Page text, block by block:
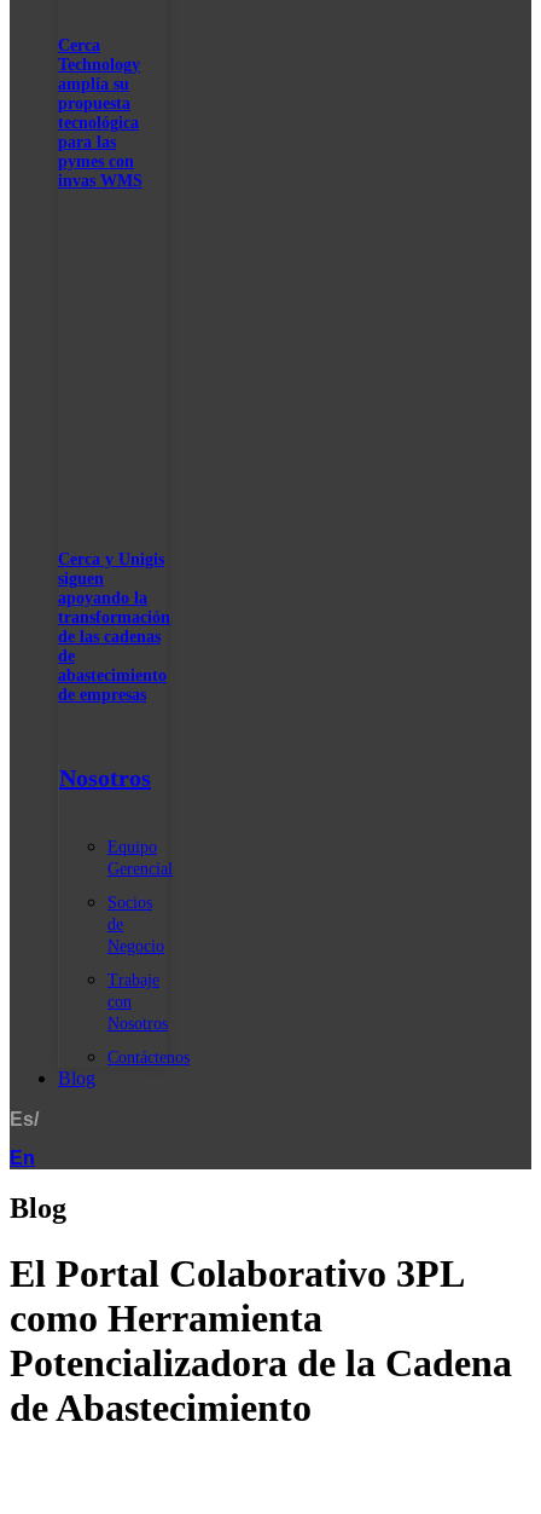
Cerca
Technology
amplía su
propuesta
tecnológica
para las
pymes con
invas WMS
Cerca y Unigis
siguen
apoyando la
transformación
de las cadenas
de
abastecimiento
de empresas
Nosotros
Equipo
Gerencial
Socios
de
Negocio
Trabaje
con
Nosotros
Contáctenos
Blog
Es/
En
Blog
El Portal Colaborativo 3PL
como Herramienta
Potencializadora de la Cadena
de Abastecimiento